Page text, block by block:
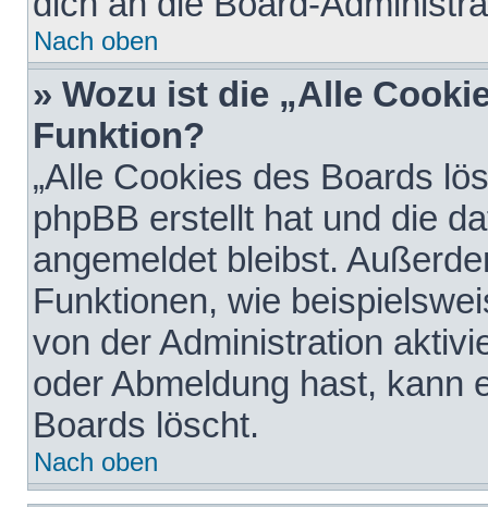
Nach oben
» Wozu ist die „Alle
Funktion?
„Alle Cookies des Boards
phpBB erstellt hat und die
angemeldet bleibst.
Funktionen, wie
von der Administration
oder Abmeldung hast, kann
Boards löscht.
Nach oben